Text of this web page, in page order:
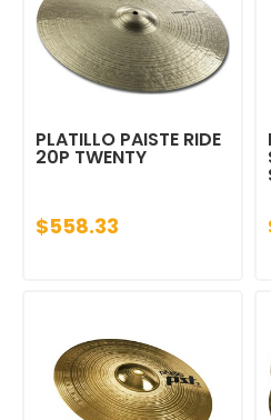
PLATILLO PAISTE RIDE
20P TWENTY
$558.33